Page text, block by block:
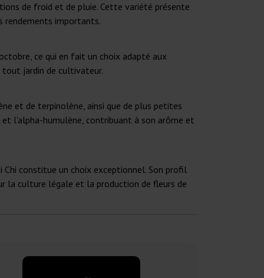
de froid et de pluie. Cette variété présente
rendements importants.
ce qui en fait un choix adapté aux
tout jardin de cultivateur.
et de terpinolène, ainsi que de plus petites
l’alpha-humulène, contribuant à son arôme et
constitue un choix exceptionnel. Son profil
la culture légale et la production de fleurs de